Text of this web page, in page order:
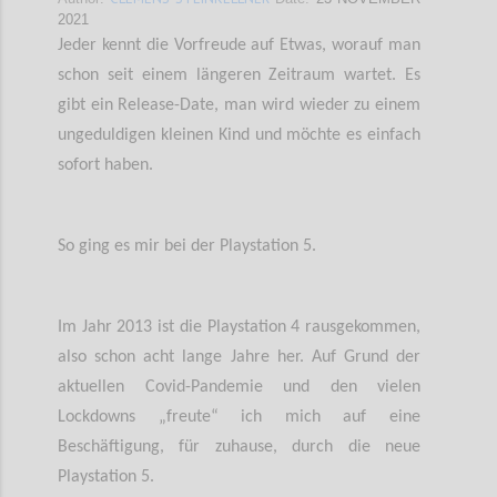
2021
Jeder kennt die Vorfreude auf Etwas, worauf man
schon seit einem längeren Zeitraum wartet. Es
gibt ein Release-Date, man wird wieder zu einem
ungeduldigen kleinen Kind und möchte es einfach
sofort haben.
So ging es mir bei der Playstation 5.
Im Jahr 2013 ist die Playstation 4 rausgekommen,
also schon acht lange Jahre her. Auf Grund der
aktuellen Covid-Pandemie und den vielen
Lockdowns „freute“ ich mich auf eine
Beschäftigung, für zuhause, durch die neue
Playstation 5.